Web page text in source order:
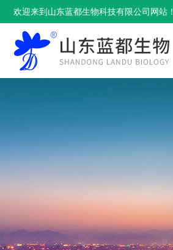
欢迎来到山东蓝都生物科技有限公司网站！